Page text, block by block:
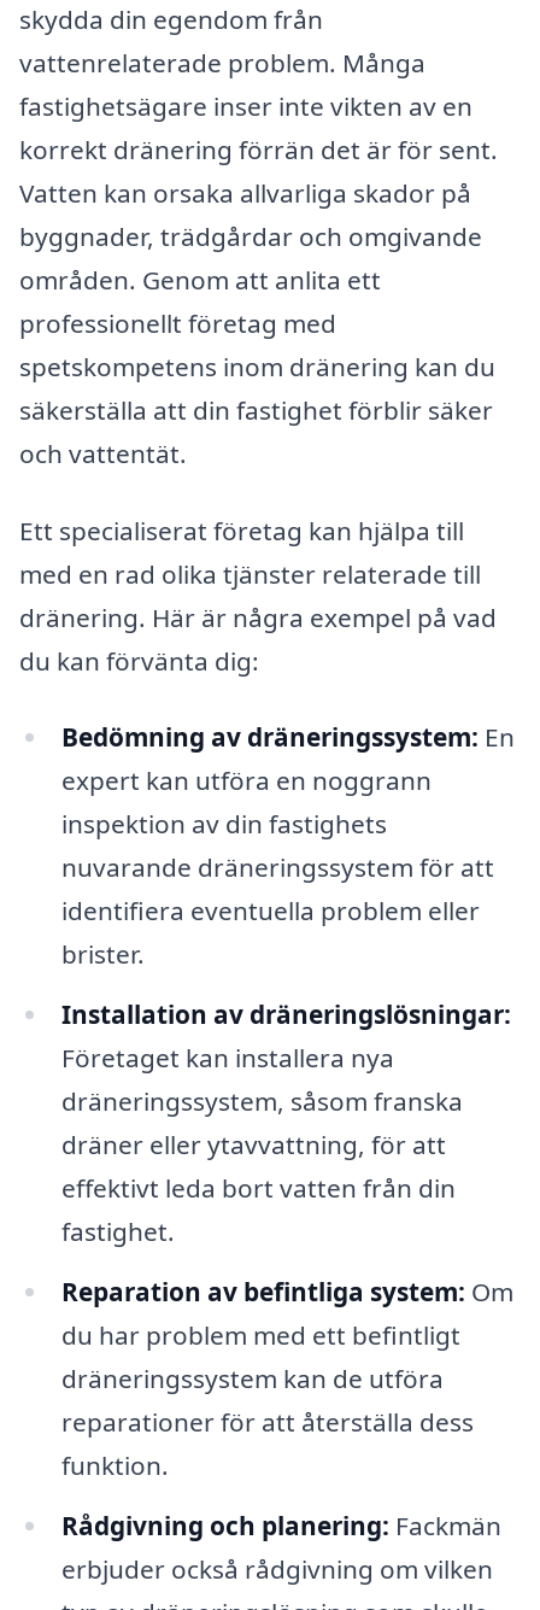
skydda din egendom från
vattenrelaterade problem. Många
fastighetsägare inser inte vikten av en
korrekt dränering förrän det är för sent.
Vatten kan orsaka allvarliga skador på
byggnader, trädgårdar och omgivande
områden. Genom att anlita ett
professionellt företag med
spetskompetens inom dränering kan du
säkerställa att din fastighet förblir säker
och vattentät.
Ett specialiserat företag kan hjälpa till
med en rad olika tjänster relaterade till
dränering. Här är några exempel på vad
du kan förvänta dig:
Bedömning av dräneringssystem: En
expert kan utföra en noggrann
inspektion av din fastighets
nuvarande dräneringssystem för att
identifiera eventuella problem eller
brister.
Installation av dräneringslösningar:
Företaget kan installera nya
dräneringssystem, såsom franska
dräner eller ytavvattning, för att
effektivt leda bort vatten från din
fastighet.
Reparation av befintliga system: Om
du har problem med ett befintligt
dräneringssystem kan de utföra
reparationer för att återställa dess
funktion.
Rådgivning och planering: Fackmän
erbjuder också rådgivning om vilken